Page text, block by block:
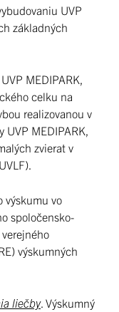
UVP
základných
MEDIPARK,
celku na
realizovanou v
MEDIPARK,
zvierat v
výskumu vo
spoločensko-
výskumných
liečby. Výskumný